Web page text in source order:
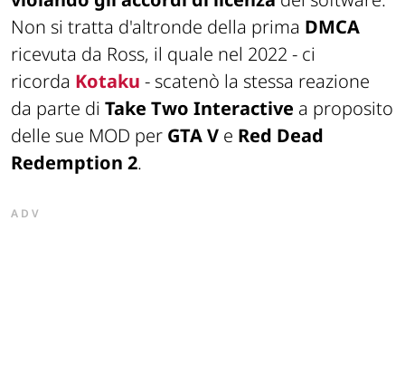
Non si tratta d'altronde della prima DMCA
ricevuta da Ross, il quale nel 2022 - ci
ricorda Kotaku - scatenò la stessa reazione
da parte di Take Two Interactive a proposito
delle sue MOD per GTA V e Red Dead
Redemption 2.
ADV